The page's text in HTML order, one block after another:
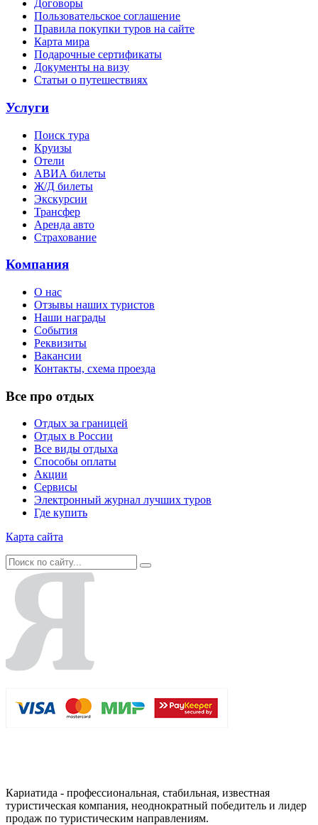
Договоры
Пользовательское соглашение
Правила покупки туров на сайте
Карта мира
Подарочные сертификаты
Документы на визу
Статьи о путешествиях
Услуги
Поиск тура
Круизы
Отели
АВИА билеты
Ж/Д билеты
Экскурсии
Трансфер
Аренда авто
Страхование
Компания
О нас
Отзывы наших туристов
Наши награды
События
Реквизиты
Вакансии
Контакты, схема проезда
Все про отдых
Отдых за границей
Отдых в России
Все виды отдыха
Способы оплаты
Акции
Сервисы
Электронный журнал лучших туров
Где купить
Карта сайта
Кариатида - профессиональная, стабильная, известная
туристическая компания, неоднократный победитель и лидер
продаж по туристическим направлениям.